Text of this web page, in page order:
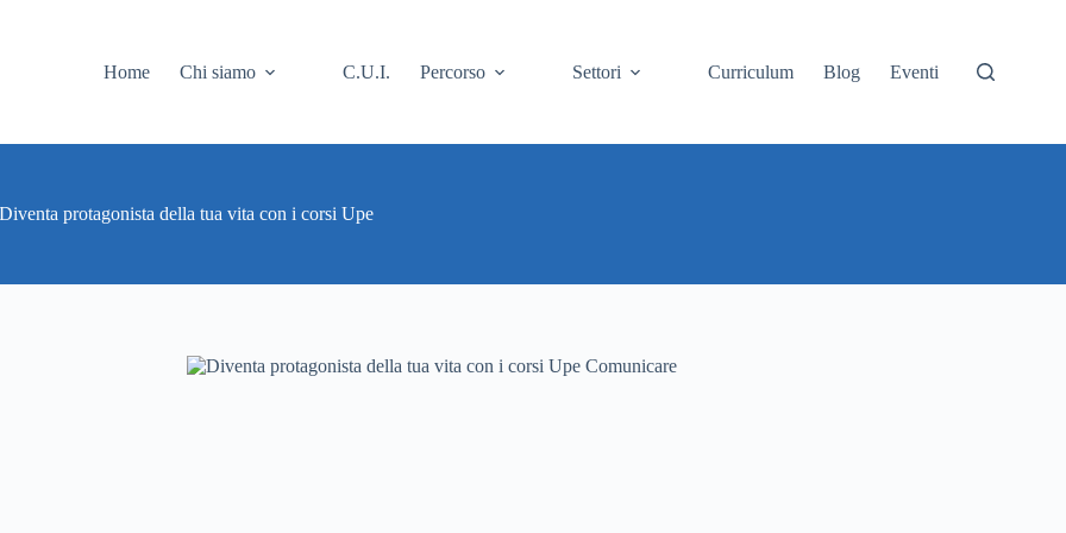
Home
Chi siamo C.U.I. Percorso Settori Curriculum Blog Eventi
Diventa protagonista della tua vita con i corsi Upe